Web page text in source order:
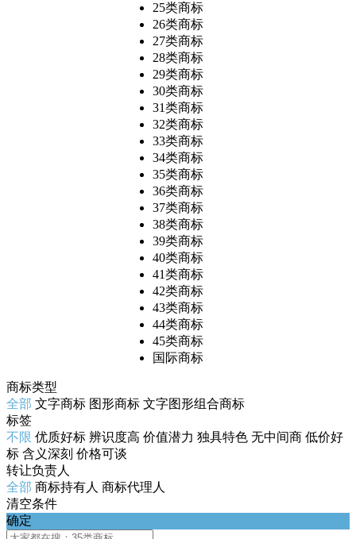
25类商标
26类商标
27类商标
28类商标
29类商标
30类商标
31类商标
32类商标
33类商标
34类商标
35类商标
36类商标
37类商标
38类商标
39类商标
40类商标
41类商标
42类商标
43类商标
44类商标
45类商标
国际商标
商标类型
全部 文字商标 图形商标 文字图形组合商标
标签
不限 优质好标 辨识度高 价值潜力 独具特色 无中间商 低价好
标 含义深刻 价格可谈
转让负责人
全部 商标持有人 商标代理人
清空条件
确定